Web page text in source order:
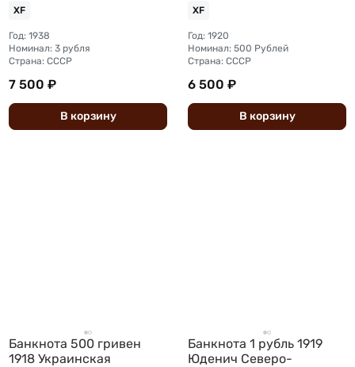
XF
Год: 1938
Номинал: 3 рубля
Страна: СССР
7 500 ₽
В корзину
XF
Год: 1920
Номинал: 500 Рублей
Страна: СССР
6 500 ₽
В корзину
Банкнота 500 гривен
1918 Украинская
Банкнота 1 рубль 1919
Юденич Северо-